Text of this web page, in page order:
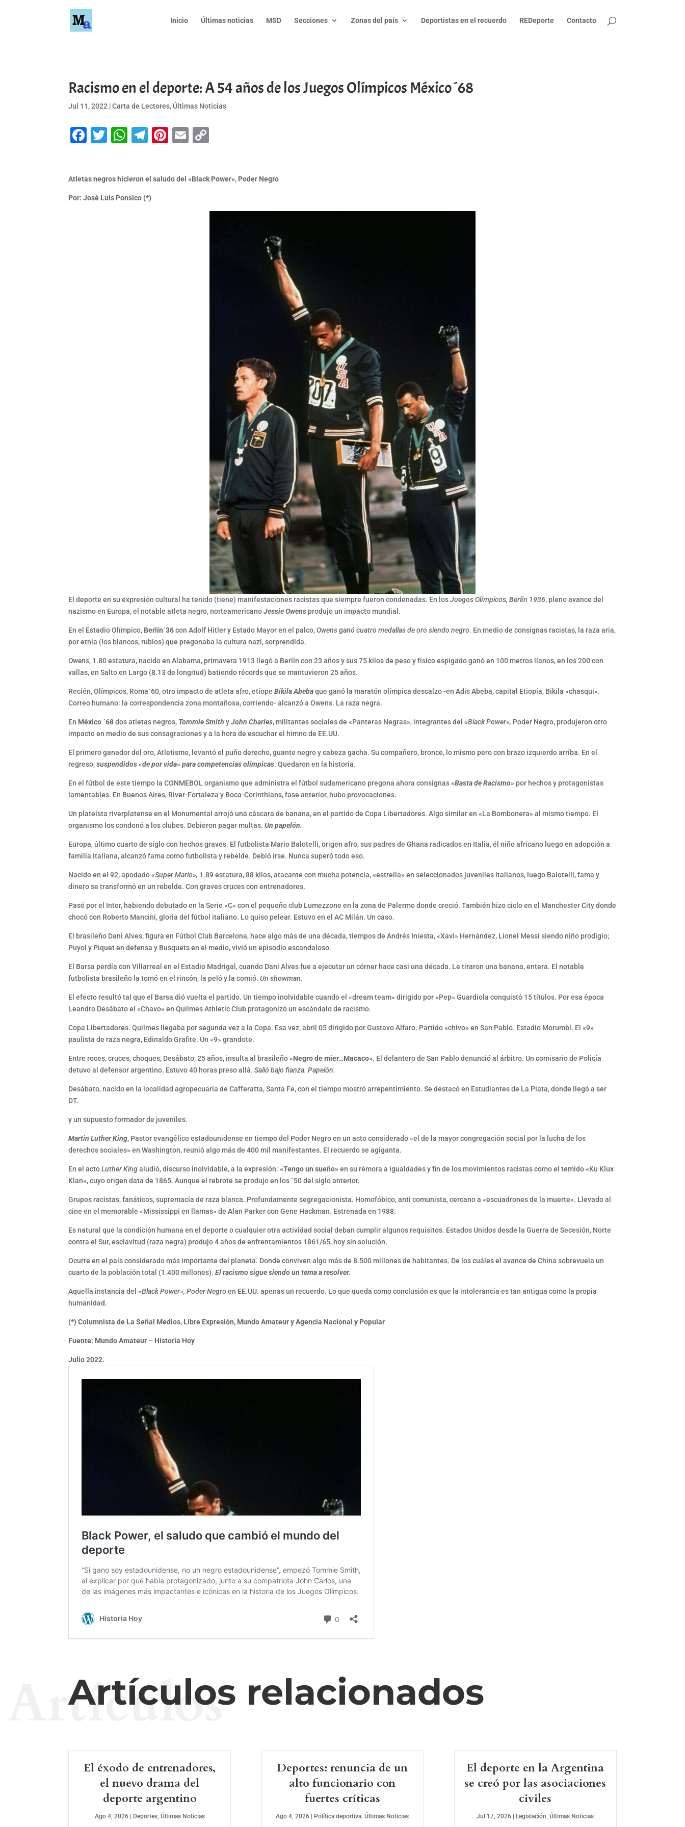
Inicio Últimas noticias MSD Secciones Zonas del país Deportistas en el recuerdo REDeporte Contacto
Racismo en el deporte: A 54 años de los Juegos Olímpicos México ´68
Jul 11, 2022 |Carta de Lectores, Últimas Noticias
Facebook
Twitter
WhatsApp
Telegram
Pinterest
Email
Atletas negros hicieron el saludo del «Black Power», Poder Negro
Por: José Luis Ponsico (*)
El deporte en su expresión cultural ha tenido (tiene) manifestaciones racistas que siempre fueron condenadas. En losJuegos Olímpicos, Berlín 1936, pleno avance del
nazismo en Europa, el notable atleta negro, norteamericanoJessie Owens produjo un impacto mundial.
En el Estadio Olímpico, Berlín´36con Adolf Hitler y Estado Mayor en el palco,Owens ganó cuatro medallas de oro siendo negro. En medio de consignas racistas, la raza aria,
por etnia (los blancos, rubios) que pregonaba la cultura nazi, sorprendida.
Owens, 1.80 estatura, nacido en Alabama, primavera 1913 llegó a Berlín con 23 años y sus 75 kilos de peso y físico espigado ganó en 100 metros llanos, en los 200 con
vallas, en Salto en Largo (8.13 de longitud) batiendo récords que se mantuvieron 25 años.
Recién, Olímpicos, Roma´60, otro impacto de atleta afro, etíopeBikila Abebaque ganó la maratón olímpica descalzo -en Adis Abeba, capital Etiopía, Bikila «chasqui».
Correo humano: la correspondencia zona montañosa, corriendo- alcanzó a Owens. La raza negra.
En México ´68dos atletas negros, Tommie Smith yJohn Charles, militantes sociales de «Panteras Negras», integrantes del«Black Power», Poder Negro, produjeron otro
impacto en medio de sus consagraciones y a la hora de escuchar el himno de EE.UU.
El primero ganador del oro, Atletismo, levantó el puño derecho, guante negro y cabeza gacha. Su compañero, bronce, lo mismo pero con brazo izquierdo arriba. En el
regreso,suspendidos «de por vida» para competencias olímpicas. Quedaron en la historia.
En el fútbol de este tiempo la CONMEBOL organismo que administra el fútbol sudamericano pregona ahora consignas«Basta de Racismo» por hechos y protagonistas
lamentables. En Buenos Aires, River-Fortaleza y Boca-Corinthians, fase anterior, hubo provocaciones.
Un plateista riverplatense en el Monumental arrojó una cáscara de banana, en el partido de Copa Libertadores. Algo similar en «La Bombonera» al mismo tiempo. El
organismo los condenó a los clubes. Debieron pagar multas.Un papelón.
Europa, último cuarto de siglo con hechos graves. El futbolista Mario Balotelli, origen afro, sus padres de Ghana radicados en Italia, él niño africano luego en adopción a
familia italiana, alcanzó fama como futbolista y rebelde. Debió irse. Nunca superó todo eso.
Nacido en el 92, apodado«Super Mario», 1.89 estatura, 88 kilos, atacante con mucha potencia, «estrella» en seleccionados juveniles italianos, luego Balotelli, fama y
dinero se transformó en un rebelde. Con graves cruces con entrenadores.
Pasó por el Inter, habiendo debutado en la Serie «C» con el pequeño club Lumezzone en la zona de Palermo donde creció. También hizo ciclo en el Manchester City donde
chocó con Roberto Mancini, gloria del fútbol italiano. Lo quiso pelear. Estuvo en el AC Milán. Un caso.
El brasileño Dani Alves, figura en Fútbol Club Barcelona, hace algo más de una década, tiempos de Andrés Iniesta, «Xavi» Hernández, Lionel Messi siendo niño prodigio;
Puyol y Piquet en defensa y Busquets en el medio, vivió un episodio escandaloso.
El Barsa perdía con Villarreal en el Estadio Madrigal, cuando Dani Alves fue a ejecutar un córner hace casi una década. Le tiraron una banana, entera. El notable
futbolista brasileño la tomó en el rincón, la peló y la comió.Un showman.
El efecto resultó tal que el Barsa dió vuelta el partido. Un tiempo inolvidable cuando el «dream team» dirigido por «Pep» Guardiola conquistó 15 títulos. Por esa época
Leandro Desábato el «Chavo» en Quilmes Athletic Club protagonizó un escándalo de racismo.
Copa Libertadores. Quilmes llegaba por segunda vez a la Copa. Esa vez, abril 05 dirigido por Gustavo Alfaro. Partido «chivo» en San Pablo. Estadio Morumbí. El «9»
paulista de raza negra, Edinaldo Grafite. Un «9» grandote.
Entre roces, cruces, choques, Desábato, 25 años, insulta al brasileño«Negro de mier…Macaco». El delantero de San Pablo denunció al árbitro. Un comisario de Policía
detuvo al defensor argentino. Estuvo 40 horas preso allá.Salió bajo fianza. Papelón.
Desábato, nacido en la localidad agropecuaria de Cafferatta, Santa Fe, con el tiempo mostró arrepentimiento. Se destacó en Estudiantes de La Plata, donde llegó a ser
DT.
y un supuesto formador de juveniles.
Martin Luther King, Pastor evangélico estadounidense en tiempo del Poder Negro en un acto considerado «el de la mayor congregación social por la lucha de los
derechos sociales» en Washington, reunió algo más de 400 mil manifestantes. El recuerdo se agiganta.
En el actoLuther Kingaludió, discurso inolvidable, a la expresión:«Tengo un sueño»en su rémora a igualdades y fin de los movimientos racistas como el temido «Ku Klux
Klan», cuyo origen data de 1865. Aunque el rebrote se produjo en los ´50 del siglo anterior.
Grupos racistas, fanáticos, supremacía de raza blanca. Profundamente segregacionista. Homofóbico, anti comunista, cercano a «escuadrones de la muerte». Llevado al
cine en el memorable «Mississippi en llamas» de Alan Parker con Gene Hackman. Estrenada en 1988.
Es natural que la condición humana en el deporte o cualquier otra actividad social deban cumplir algunos requisitos. Estados Unidos desde la Guerra de Secesión, Norte
contra el Sur, esclavitud (raza negra) produjo 4 años de enfrentamientos 1861/65, hoy sin solución.
Ocurre en el país considerado más importante del planeta. Donde conviven algo más de 8.500 millones de habitantes. De los cuáles el avance de China sobrevuela un
cuarto de la población total (1.400 millones).El racismo sigue siendo un tema a resolver.
Aquella instancia del«Black Power», Poder Negro en EE.UU. apenas un recuerdo. Lo que queda como conclusión es que la intolerancia es tan antigua como la propia
humanidad.
(*) Columnista de La Señal Medios, Libre Expresión, Mundo Amateur y Agencia Nacional y Popular
Fuente: Mundo Amateur – Historia Hoy
Julio 2022.
Artículos relacionados
Artículos
El éxodo de entrenadores,
el nuevo drama del
deporte argentino
Ago 4, 2026| Deportes, Últimas Noticias
Deportes: renuncia de un
alto funcionario con
fuertes críticas
Ago 4, 2026 Política deportiva,Últimas Noticias
El deporte en la Argentina
se creó por las asociaciones
civiles
Jul 17, 2026 Legislación,Últimas Noticias